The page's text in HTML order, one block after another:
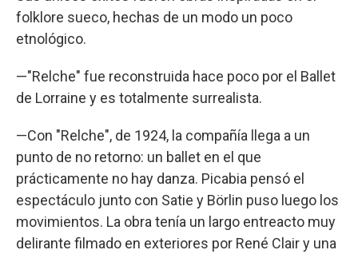
folklore sueco, hechas de un modo un poco
etnológico.
—"Relche" fue reconstruida hace poco por el Ballet
de Lorraine y es totalmente surrealista.
—Con "Relche", de 1924, la compañía llega a un
punto de no retorno: un ballet en el que
prácticamente no hay danza. Picabia pensó el
espectáculo junto con Satie y Börlin puso luego los
movimientos. La obra tenía un largo entreacto muy
delirante filmado en exteriores por René Clair y una